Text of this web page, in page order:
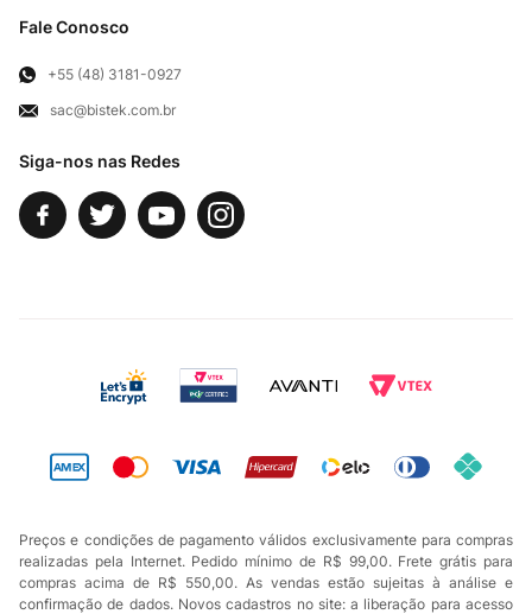
Siga-nos nas Redes
Troca e Devoluções
Exercício de Direito
Fale Conosco
Fale Conosco
+55 (48) 3181-0927
sac@bistek.com.br
Preços e condições de pagamento válidos exclusivamente para compras
realizadas pela Internet. Pedido mínimo de R$ 99,00. Frete grátis para
compras acima de R$ 550,00. As vendas estão sujeitas à análise e
confirmação de dados. Novos cadastros no site: a liberação para acesso